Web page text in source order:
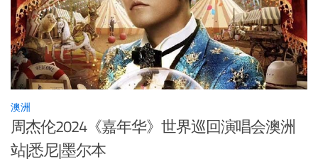
澳洲
周杰伦2024《嘉年华》世界巡回演唱会澳洲
站|悉尼|墨尔本